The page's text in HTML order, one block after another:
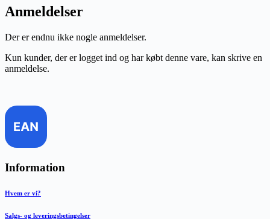
Anmeldelser
Der er endnu ikke nogle anmeldelser.
Kun kunder, der er logget ind og har købt denne vare, kan skrive en
anmeldelse.
Information
Hvem er vi?
Salgs- og leveringsbetingelser